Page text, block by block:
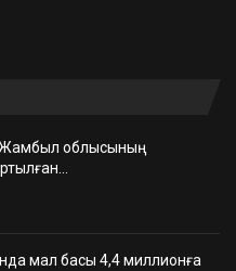
Жамбыл облысының
мал басы 4,4 миллионға